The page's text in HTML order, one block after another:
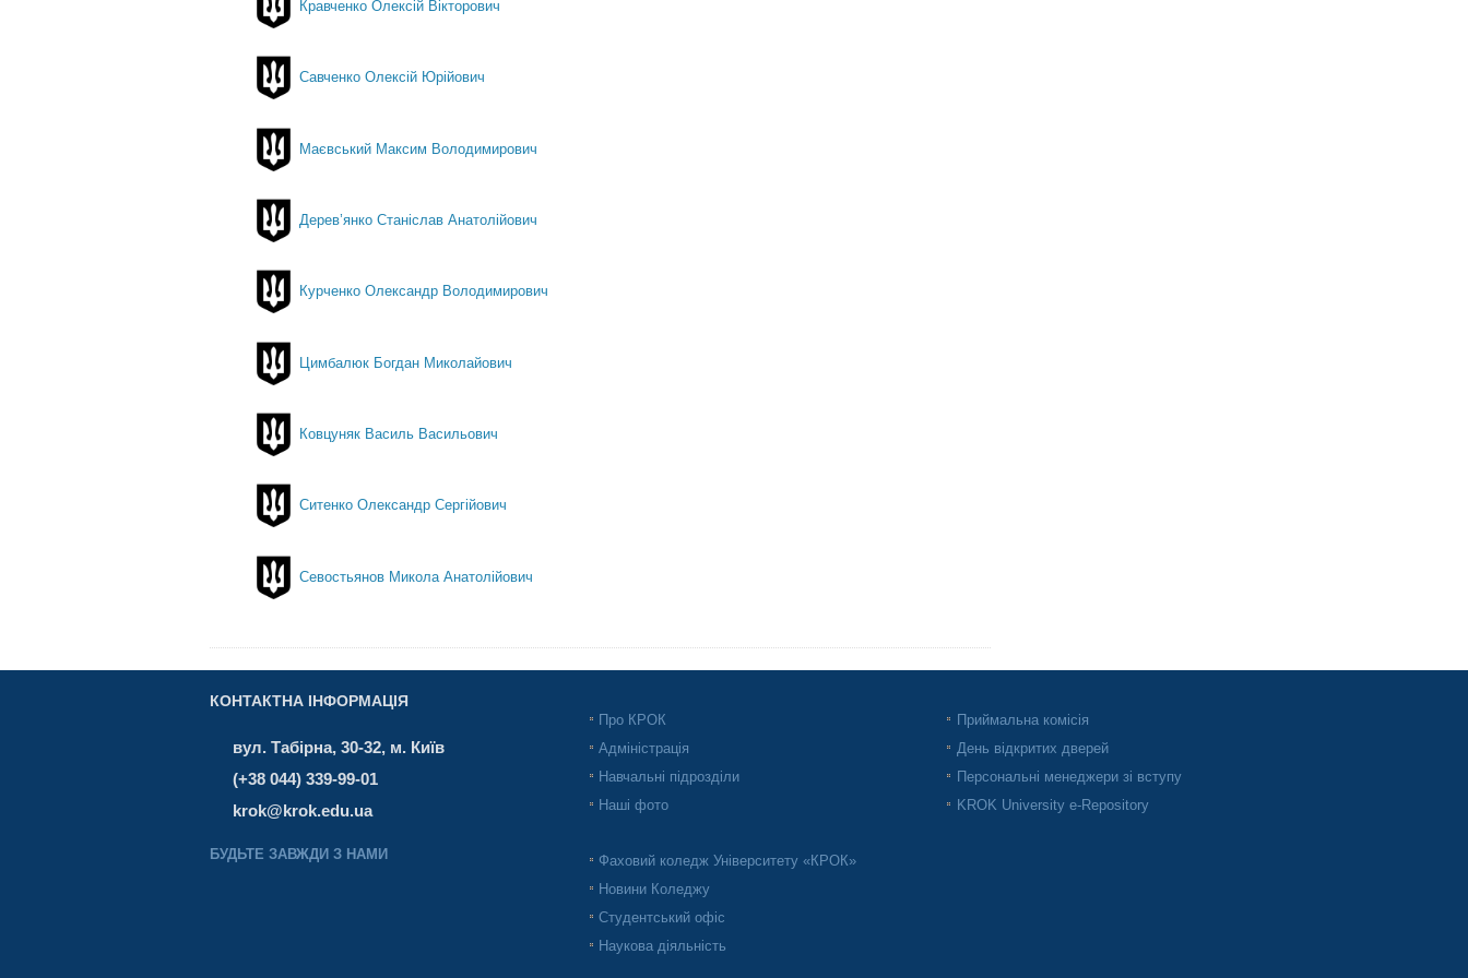
Кравченко Олексій Вікторович
Савченко Олексій Юрійович
Маєвський Максим Володимирович
Дерев’янко Станіслав Анатолійович
Курченко Олександр Володимирович
Цимбалюк Богдан Миколайович
Ковцуняк Василь Васильович
Ситенко Олександр Сергійович
Севостьянов Микола Анатолійович
КОНТАКТНА ІНФОРМАЦІЯ
вул. Табірна, 30-32, м. Київ
(+38 044) 339-99-01
krok@krok.edu.ua
БУДЬТЕ ЗАВЖДИ З НАМИ
Про КРОК
Адміністрація
Навчальні підрозділи
Наші фото
Фаховий коледж Університету «КРОК»
Новини Коледжу
Студентський офіс
Наукова діяльність
Приймальна комісія
День відкритих дверей
Персональні менеджери зі вступу
KROK University e-Repository